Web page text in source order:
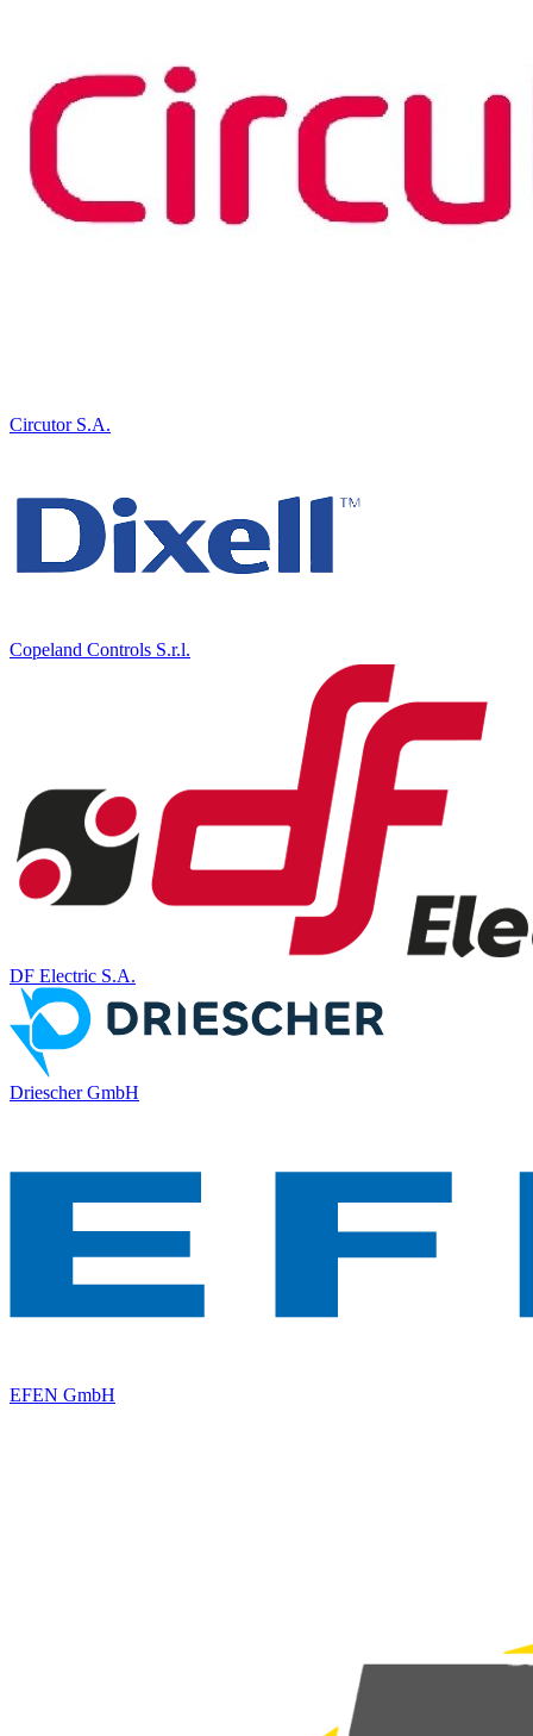
Circutor S.A.
Copeland Controls S.r.l.
DF Electric S.A.
Driescher GmbH
EFEN GmbH